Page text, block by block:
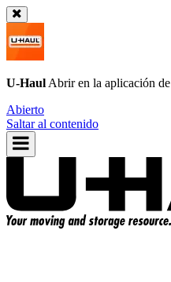
U-Haul Abrir en la aplicación de
Abierto
Saltar al contenido